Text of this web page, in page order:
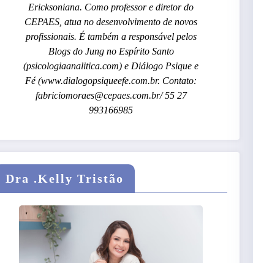
Ericksoniana. Como professor e diretor do
CEPAES, atua no desenvolvimento de novos
profissionais. É também a responsável pelos
Blogs do Jung no Espírito Santo
(psicologiaanalitica.com) e Diálogo Psique e
Fé (www.dialogopsiqueefe.com.br. Contato:
fabriciomoraes@cepaes.com.br/ 55 27
993166985
Dra .Kelly Tristão